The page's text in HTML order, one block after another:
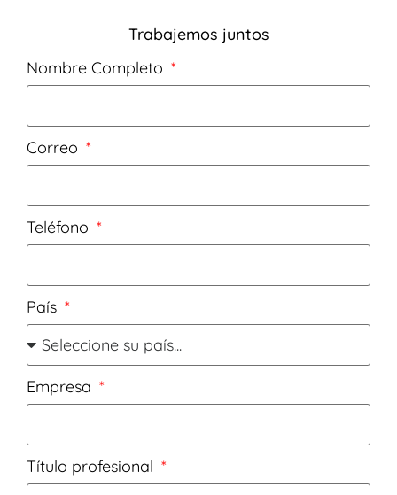
Trabajemos juntos
Nombre Completo
Correo
Teléfono
País
Empresa
Título profesional